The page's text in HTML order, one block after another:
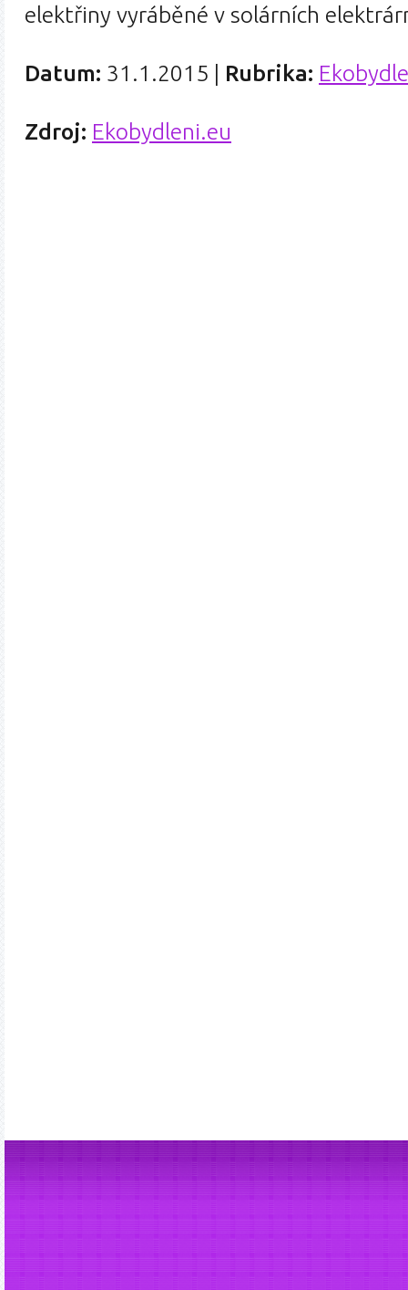
elektřiny vyráběné v solárních
Datum: 31.1.2015 Rubrika:
Zdroj: Ekobydleni.eu